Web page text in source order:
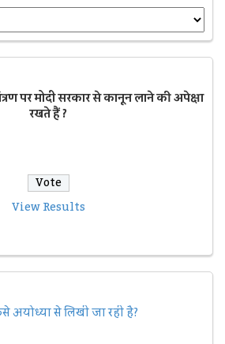
पर मोदी सरकार से कानून लाने की अपेक्षा
रखते हैं ?
View Results
अयोध्या से लिखी जा रही है?